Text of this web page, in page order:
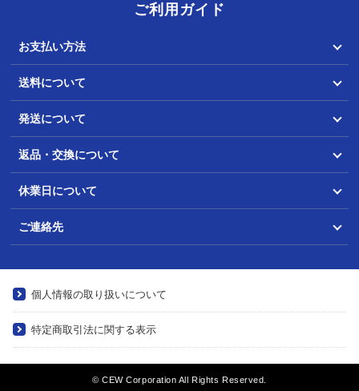
ご利用ガイド
お支払い方法
送料について
発送について
返品・交換について
休業日について
ご連絡先
個人情報の取り扱いについて
特定商取引法に関する表示
© CEW Corporation All Rights Reserved.